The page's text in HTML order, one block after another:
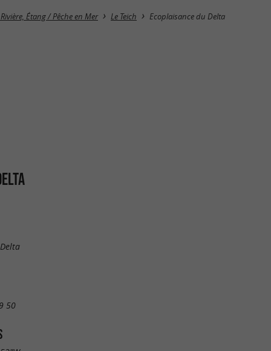
Étang / Pêche en Mer Le Teich Ecoplaisance du Delta
50